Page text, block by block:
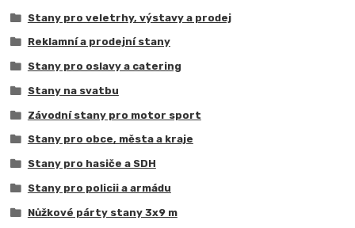
Stany pro veletrhy, výstavy a prodej
Reklamní a prodejní stany
Stany pro oslavy a catering
Stany na svatbu
Závodní stany pro motor sport
Stany pro obce, města a kraje
Stany pro hasiče a SDH
Stany pro policii a armádu
Nůžkové párty stany 3x9 m